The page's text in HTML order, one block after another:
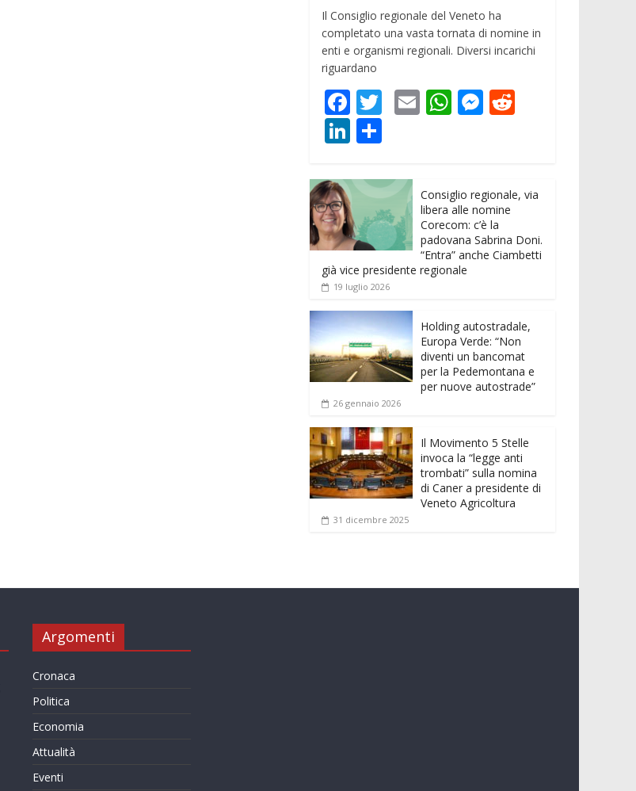
Il Consiglio regionale del Veneto ha
completato una vasta tornata di nomine in
enti e organismi regionali. Diversi incarichi
riguardano
F
ac
e
b
o
o
k
T
er
E W
A
p
p
M
n
g
er
t
Li
k
e
dI
n
n
di
vi
di
Consiglio regionale, via
libera alle nomine
Corecom: c’è la
padovana Sabrina Doni.
“Entra” anche Ciambetti
già vice presidente regionale
19 luglio 2026
Holding autostradale,
Europa Verde: “Non
diventi un bancomat
per la Pedemontana e
per nuove autostrade”
26 gennaio 2026
Il Movimento 5 Stelle
invoca la “legge anti
trombati” sulla nomina
di Caner a presidente di
Veneto Agricoltura
31 dicembre 2025
Argomenti
Cronaca
Politica
Economia
Attualità
Eventi